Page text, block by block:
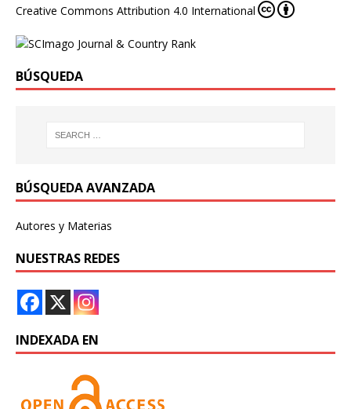
Creative Commons Attribution 4.0 International
BÚSQUEDA
BÚSQUEDA AVANZADA
Autores y Materias
NUESTRAS REDES
INDEXADA EN